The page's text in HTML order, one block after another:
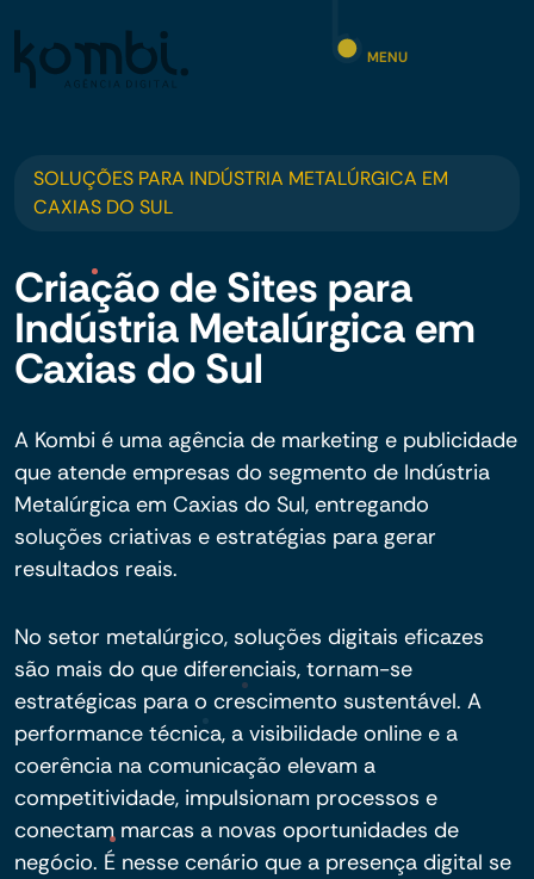
MENU
SOLUÇÕES PARA INDÚSTRIA METALÚRGICA EM
CAXIAS DO SUL
Criação de Sites para
Indústria Metalúrgica em
Caxias do Sul
A Kombi é uma agência de marketing e publicidade
que atende empresas do segmento de Indústria
Metalúrgica em Caxias do Sul, entregando
soluções criativas e estratégias para gerar
resultados reais.
No setor metalúrgico, soluções digitais eficazes
são mais do que diferenciais, tornam-se
estratégicas para o crescimento sustentável. A
performance técnica, a visibilidade online e a
coerência na comunicação elevam a
competitividade, impulsionam processos e
conectam marcas a novas oportunidades de
negócio. É nesse cenário que a presença digital se